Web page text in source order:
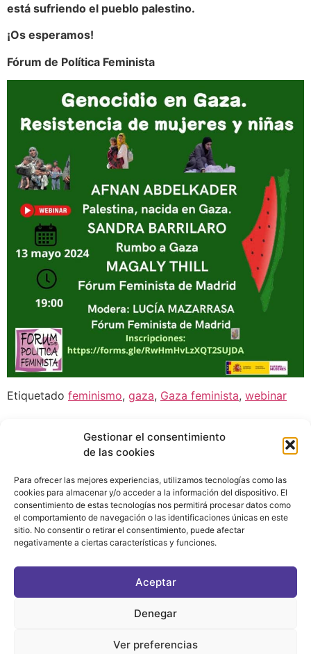
Gestionar el consentimiento
de las cookies
Para ofrecer las mejores experiencias, utilizamos tecnologías como las
cookies para almacenar y/o acceder a la información del dispositivo. El
consentimiento de estas tecnologías nos permitirá procesar datos como
el comportamiento de navegación o las identificaciones únicas en este
sitio. No consentir o retirar el consentimiento, puede afectar
negativamente a ciertas características y funciones.
Aceptar
Denegar
Ver preferencias
está sufriendo el pueblo palestino.
¡Os esperamos!
Fórum de Política Feminista
Etiquetado feminismo, gaza, Gaza feminista, webinar
ASOCIATE AL FÓRUM
C/ BRAVO MURILLO, 4 DESPACHO 5. 28015 MADRID